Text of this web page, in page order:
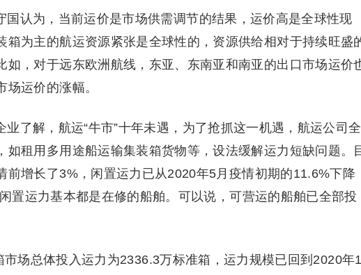
认为，当前运价是市场供需调节的结果，运价高是全球性现
箱为主的航运资源紧张是全球性的，资源供给相对于持续旺盛
如，对于远东欧洲航线，东亚、东南亚和南亚的出口市场运价
运价的涨幅。
解，航运“牛市”十年未遇，为了抢抓这一机遇，航运公司全
如租用多用途船运输集装箱货物等，设法缓解运力短缺问题。
前增长了3%，闲置运力已从2020年5月疫情初期的11.6%下降
置运力基本都是在修的船舶。可以说，可营运的船舶已全部投
总体投入运力为2336.3万标准箱，运力规模已回到2020年1